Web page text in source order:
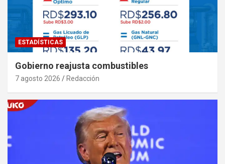
ESTADÍSTICAS
Gobierno reajusta combustibles
7 agosto 2026 Redacción